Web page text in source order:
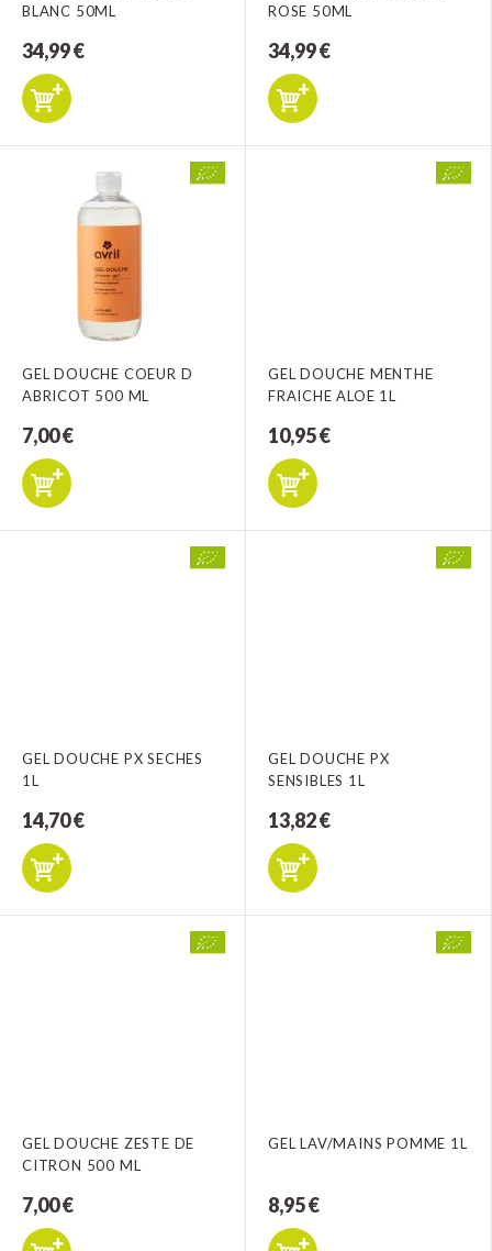
BLANC 50ML
34,99 €
ROSE 50ML
34,99 €
GEL DOUCHE COEUR D
ABRICOT 500 ML
7,00 €
GEL DOUCHE MENTHE
FRAICHE ALOE 1L
10,95 €
GEL DOUCHE PX SECHES
1L
14,70 €
GEL DOUCHE PX
SENSIBLES 1L
13,82 €
GEL DOUCHE ZESTE DE
CITRON 500 ML
7,00 €
GEL LAV/MAINS POMME 1L
8,95 €